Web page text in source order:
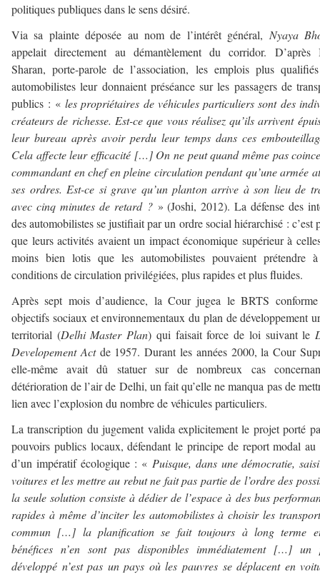
politiques publiques dans le sens désiré.
Via sa plainte déposée au nom de l’intérêt général, Nyaya
appelait directement au démantèlement du corridor. D’après
Sharan, porte-parole de l’association, les emplois plus
automobilistes leur donnaient préséance sur les passagers de
publics : « les propriétaires de véhicules particuliers sont des
créateurs de richesse. Est-ce que vous réalisez qu’ils arrivent
leur bureau après avoir perdu leur temps dans ces
Cela affecte leur efficacité […] On ne peut quand même pas
commandant en chef en pleine circulation pendant qu’une armée
ses ordres. Est-ce si grave qu’un planton arrive à son lieu de
avec cinq minutes de retard ?» (Joshi, 2012). La défense des
des automobilistes se justifiait par un ordre social hiérarchisé : c’est
que leurs activités avaient un impact économique supérieur à
moins bien lotis que les automobilistes pouvaient prétendre
conditions de circulation privilégiées, plus rapides et plus fluides.
Après sept mois d’audience, la Cour jugea le BRTS
objectifs sociaux et environnementaux du plan de développement
territorial (Delhi Master Plan) qui faisait force de loi suivant le
Developement Actde 1957. Durant les années 2000, la Cour
elle-même avait dû statuer sur de nombreux cas
détérioration de l’air de Delhi, un fait qu’elle ne manqua pas de
lien avec l’explosion du nombre de véhicules particuliers.
La transcription du jugement valida explicitement le projet porté
pouvoirs publics locaux, défendant le principe de report modal au
d’un impératif écologique : « Puisque, dans une démocratie,
voitures et les mettre au rebut ne fait pas partie de l’ordre des
la seule solution consiste à dédier de l’espace à des bus
rapides à même d’inciter les automobilistes à choisir les
commun […] la planification se fait toujours à long terme
bénéfices n’en sont pas disponibles immédiatement […] un
développé n’est pas un pays où les pauvres se déplacent en